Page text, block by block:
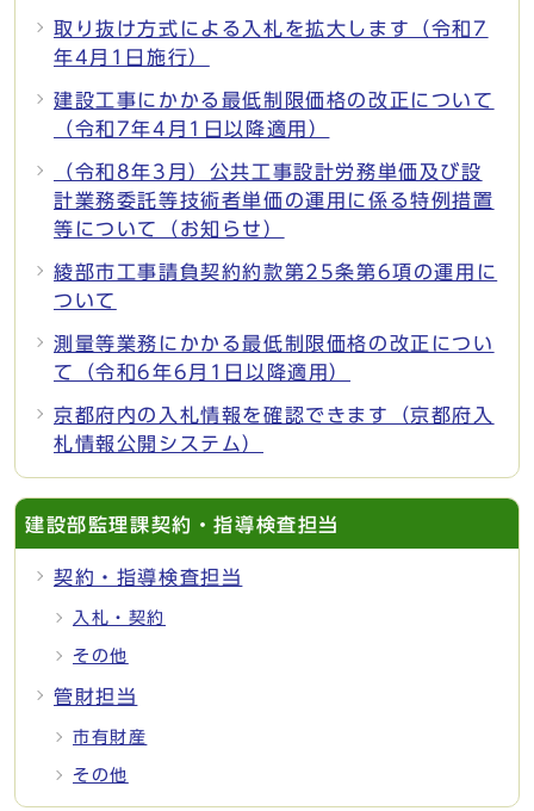
取り抜け方式による入札を拡大します（令和7
年4月1日施行）
建設工事にかかる最低制限価格の改正について
（令和7年4月1日以降適用）
（令和8年3月）公共工事設計労務単価及び設
計業務委託等技術者単価の運用に係る特例措置
等について（お知らせ）
綾部市工事請負契約約款第25条第6項の運用に
ついて
測量等業務にかかる最低制限価格の改正につい
て（令和6年6月1日以降適用）
京都府内の入札情報を確認できます（京都府入
札情報公開システム）
建設部監理課契約・指導検査担当
契約・指導検査担当
入札・契約
その他
管財担当
市有財産
その他